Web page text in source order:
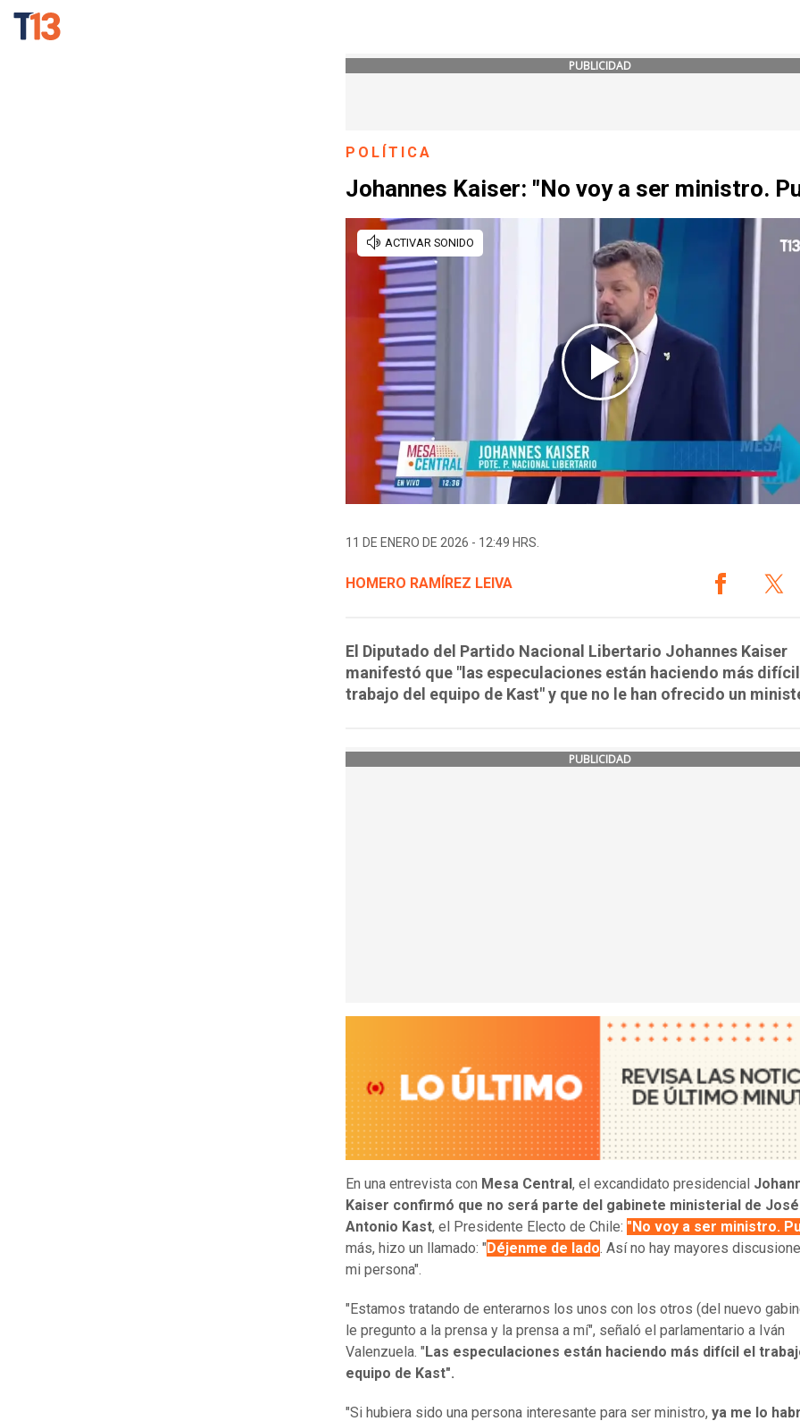
PUBLICIDAD
POLÍTICA
Johannes Kaiser: "No voy a ser ministro.
11 DE ENERO DE 2026 - 12:49 HRS.
HOMERO RAMÍREZ LEIVA
El Diputado del Partido Nacional Libertario Johannes Kaiser
manifestó que "las especulaciones están haciendo más
trabajo del equipo de Kast" y que no le han ofrecido un
PUBLICIDAD
En una entrevista con Mesa Central, el excandidato presidencial
Kaiser confirmó que no será parte del gabinete ministerial de José
Antonio Kast, el Presidente Electo de Chile: "No voy a ser ministro.
más, hizo un llamado: "Déjenme de lado. Así no hay mayores
mi persona".
"Estamos tratando de enterarnos los unos con los otros (del nuevo
le pregunto a la prensa y la prensa a mí", señaló el parlamentario a Iván
Valenzuela. "Las especulaciones están haciendo más difícil el
equipo de Kast".
"Si hubiera sido una persona interesante para ser ministro, ya me lo